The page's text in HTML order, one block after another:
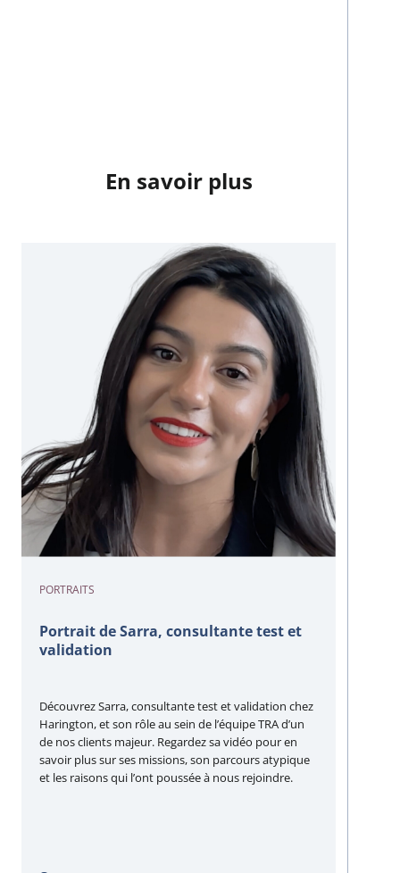
En savoir plus
PORTRAITS
Portrait de Sarra, consultante test et
validation
Découvrez Sarra, consultante test et validation chez
Harington, et son rôle au sein de l’équipe TRA d’un
de nos clients majeur. Regardez sa vidéo pour en
savoir plus sur ses missions, son parcours atypique
et les raisons qui l’ont poussée à nous rejoindre.